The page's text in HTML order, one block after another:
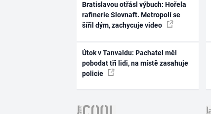
Bratislavou otřásl výbuch: Hořela
rafinerie Slovnaft. Metropolí se
šířil dým, zachycuje video
Útok v Tanvaldu: Pachatel měl
pobodat tři lidi, na místě zasahuje
policie